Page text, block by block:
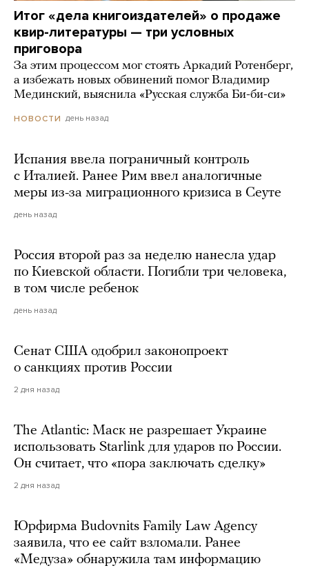
Итог «дела книгоиздателей» о продаже
квир-литературы — три условных
приговора
За этим процессом мог стоять Аркадий Ротенберг,
а избежать новых обвинений помог Владимир
Мединский, выяснила «Русская служба Би-би-си»
НОВОСТИ день назад
Испания ввела пограничный контроль
с Италией. Ранее Рим ввел аналогичные
меры из-за миграционного кризиса в Сеуте
день назад
Россия второй раз за неделю нанесла удар
по Киевской области. Погибли три человека,
в том числе ребенок
день назад
Сенат США одобрил законопроект
о санкциях против России
2 дня назад
The Atlantic: Маск не разрешает Украине
использовать Starlink для ударов по России.
Он считает, что «пора заключать сделку»
2 дня назад
Юрфирма Budovnits Family Law Agency
заявила, что ее сайт взломали. Ранее
«Медуза» обнаружила там информацию